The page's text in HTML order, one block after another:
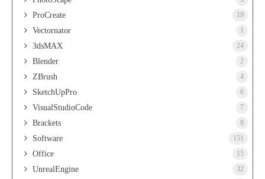
ProCreate 19
Vectornator 1
3dsMAX 24
Blender 2
ZBrush 4
SketchUpPro 6
VisualStudioCode 7
Brackets 8
Software 151
Office 15
UnrealEngine 32